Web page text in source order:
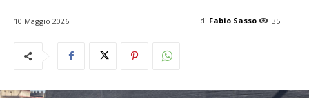
10 Maggio 2026 35
di Fabio Sasso